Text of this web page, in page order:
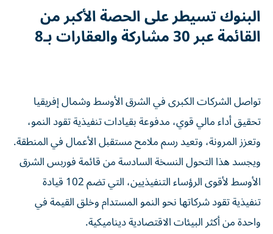
البنوك تسيطر على الحصة الأكبر من
القائمة عبر 30 مشاركة والعقارات بـ8
تواصل الشركات الكبرى في الشرق الأوسط وشمال إفريقيا
تحقيق أداء مالي قوي، مدفوعة بقيادات تنفيذية تقود النمو،
وتعزز المرونة، وتعيد رسم ملامح مستقبل الأعمال في المنطقة.
ويجسد هذا التحول النسخة السادسة من قائمة فوربس الشرق
الأوسط لأقوى الرؤساء التنفيذيين، التي تضم 102 قيادة
تنفيذية تقود شركاتها نحو النمو المستدام وخلق القيمة في
واحدة من أكثر البيئات الاقتصادية ديناميكية.